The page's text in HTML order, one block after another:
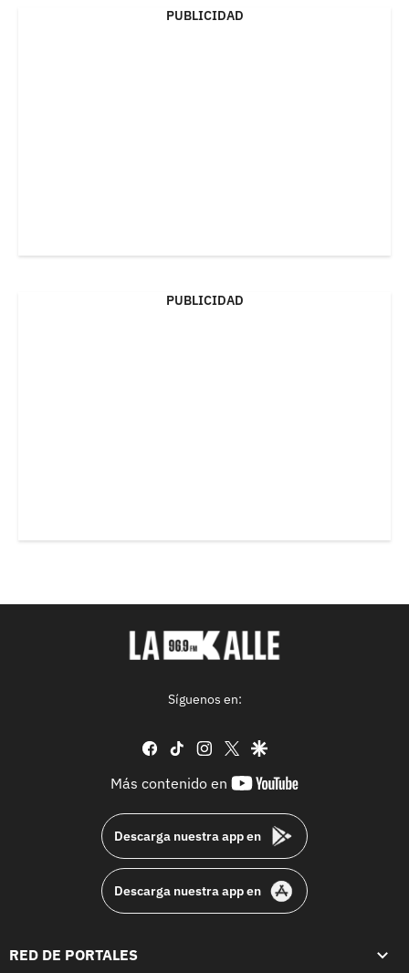
PUBLICIDAD
PUBLICIDAD
Síguenos en:
facebook
tiktok instagram
twittergoogle
Más contenido en
youtube-
Descarga nuestra app en
Descarga nuestra app en
RED DE PORTALES